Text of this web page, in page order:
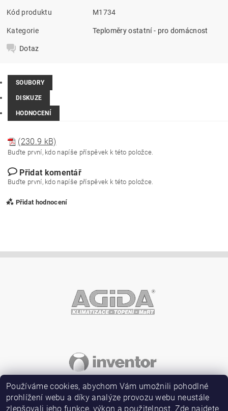
Kód produktu M1734
Kategorie Teploměry ostatní - pro domácnost
Dotaz
SOUBORY
DISKUZE
HODNOCENÍ
(230.9 kB)
Buďte první, kdo napíše příspěvek k této položce.
Přidat komentář
Buďte první, kdo napíše příspěvek k této položce.
Přidat hodnocení
Vložením hodnocení souhlasíte spodmínkami ochrany
Používáme cookies, abychom Vám umožnili pohodlné
prohlížení webu a díky analýze provozu webu neustále
zlepšovali jeho funkce, výkon a použitelnost. Zde najdete